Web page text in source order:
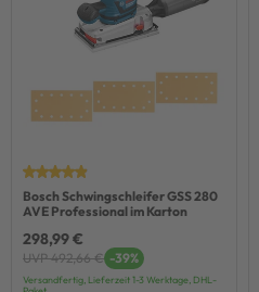
Bosch Schwingschleifer GSS 280
AVE Professional im Karton
298,99 €
UVP 492,66 € -39%
Versandfertig, Lieferzeit 1-3 Werktage, DHL-